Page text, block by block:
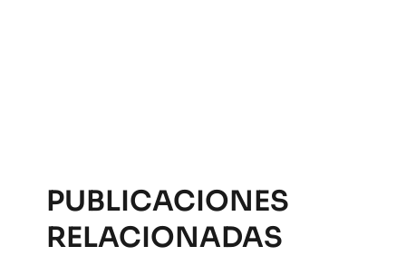
PUBLICACIONES
RELACIONADAS